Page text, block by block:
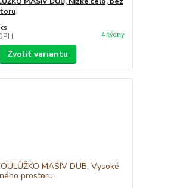
ks
4 týdny
Zvolit variantu